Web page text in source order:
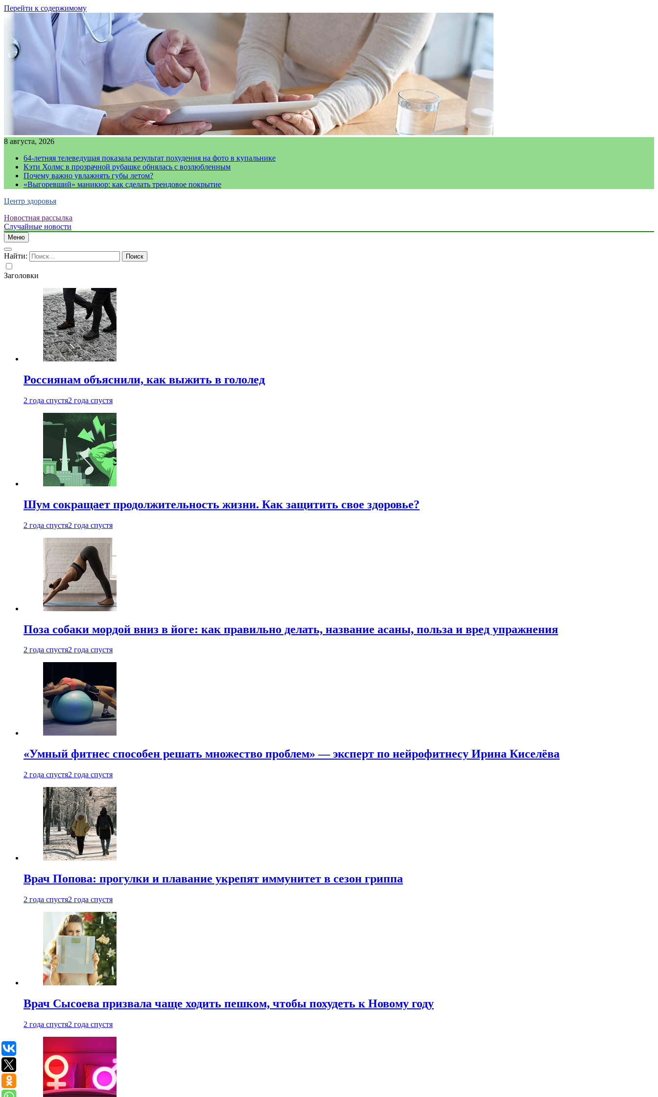
Перейти к содержимому
8 августа, 2026
64-летняя телеведущая показала результат похудения на фото в купальнике
Кэти Холмс в прозрачной рубашке обнялась с возлюбленным
Почему важно увлажнять губы летом?
«Выгоревший» маникюр: как сделать трендовое покрытие
Центр здоровья
Новостная рассылка
Случайные новости
Меню
Найти:
Заголовки
Россиянам объяснили, как выжить в гололед
2 года спустя2 года спустя
Шум сокращает продолжительность жизни. Как защитить свое здоровье?
2 года спустя2 года спустя
Поза собаки мордой вниз в йоге: как правильно делать, название асаны, польза и вред упражнения
2 года спустя2 года спустя
«Умный фитнес способен решать множество проблем» — эксперт по нейрофитнесу Ирина Киселёва
2 года спустя2 года спустя
Врач Попова: прогулки и плавание укрепят иммунитет в сезон гриппа
2 года спустя2 года спустя
Врач Сысоева призвала чаще ходить пешком, чтобы похудеть к Новому году
2 года спустя2 года спустя